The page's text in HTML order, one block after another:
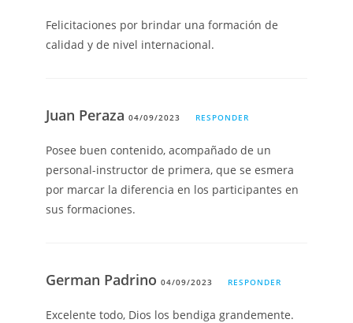
Felicitaciones por brindar una formación de
calidad y de nivel internacional.
Juan Peraza04/09/2023 RESPONDER
Posee buen contenido, acompañado de un
personal-instructor de primera, que se esmera
por marcar la diferencia en los participantes en
sus formaciones.
German Padrino04/09/2023 RESPONDER
Excelente todo, Dios los bendiga grandemente.